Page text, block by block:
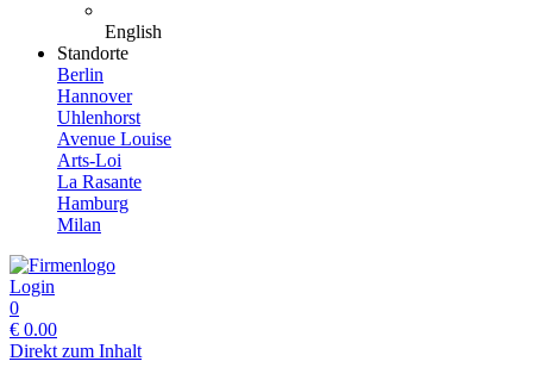
English
Standorte
Berlin
Hannover
Uhlenhorst
Avenue Louise
Arts-Loi
La Rasante
Hamburg
Milan
Login
0
€ 0.00
Direkt zum Inhalt